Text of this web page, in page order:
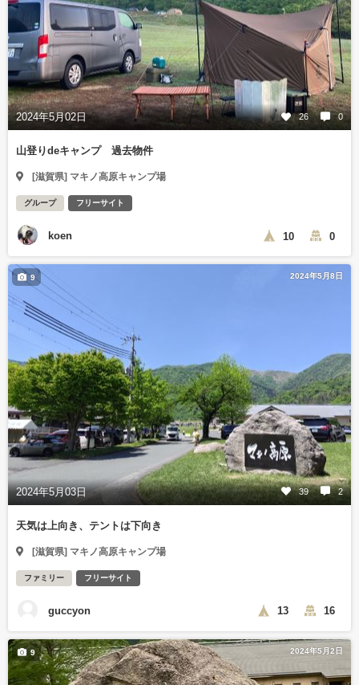
2024年5月02日 26 0
山登りdeキャンプ 過去物件
[滋賀県] マキノ高原キャンプ場
グループ フリーサイト
koen 10 0
2024年5月8日
2024年5月03日 39 2
9
天気は上向き、テントは下向き
[滋賀県] マキノ高原キャンプ場
ファミリー フリーサイト
guccyon 13 16
2024年5月2日
9